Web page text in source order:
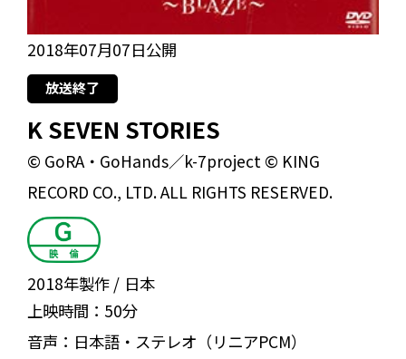
2018年07月07日公開
放送終了
K SEVEN STORIES
© GoRA・GoHands／k-7project © KING
RECORD CO., LTD. ALL RIGHTS RESERVED.
2018年製作
日本
上映時間： 50分
音声： 日本語・ステレオ（リニアPCM）